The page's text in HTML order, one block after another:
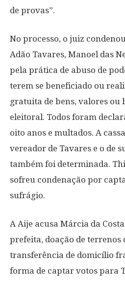
de provas”.
No processo, o juiz
Adão Tavares, Manoel das
pela prática de abuso de
terem se beneficiado ou
gratuita de bens, valores ou
eleitoral. Todos foram
oito anos e multados. A
vereador de Tavares e o de
também foi determinada.
sofreu condenação por
sufrágio.
A Aije acusa Márcia da
prefeita, doação de
transferência de domicílio
forma de captar votos para